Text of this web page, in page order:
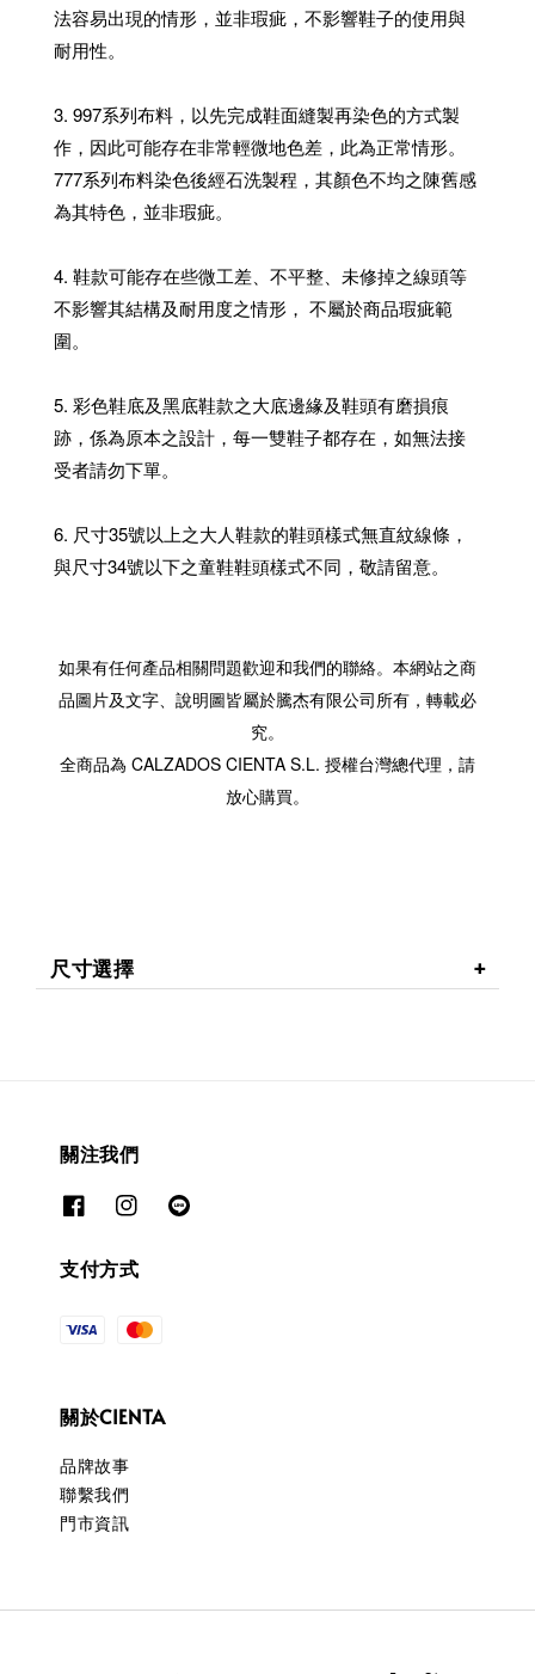
法容易出現的情形，並非瑕疵，不影響鞋子的使用與
耐用性。
3. 997系列布料，以先完成鞋面縫製再染色的方式製
作，因此可能存在非常輕微地色差，此為正常情形。
777系列布料染色後經石洗製程，其顏色不均之陳舊感
為其特色，並非瑕疵。
4. 鞋款可能存在些微工差、不平整、未修掉之線頭等
不影響其結構及耐用度之情形， 不屬於商品瑕疵範
圍。
5. 彩色鞋底及黑底鞋款之大底邊緣及鞋頭有磨損痕
跡，係為原本之設計，每一雙鞋子都存在，如無法接
受者請勿下單。
6. 尺寸35號以上之大人鞋款的鞋頭樣式無直紋線條，
與尺寸34號以下之童鞋鞋頭樣式不同，敬請留意。
如果有任何產品相關問題歡迎和我們的聯絡。本網站之商
品圖片及文字、說明圖皆屬於騰杰有限公司所有，轉載必
究。
全商品為 CALZADOS CIENTA S.L. 授權台灣總代理，請
放心購買。
尺寸選擇
關注我們
支付方式
關於CIENTA
品牌故事
聯繫我們
門市資訊